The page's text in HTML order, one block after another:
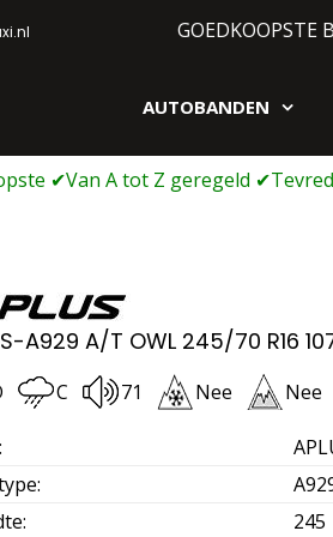
GOEDKOOPSTE
AUTOBANDEN
A929 A/T OWL 245/70 R16
C 71 Nee Nee
:
:
:
245